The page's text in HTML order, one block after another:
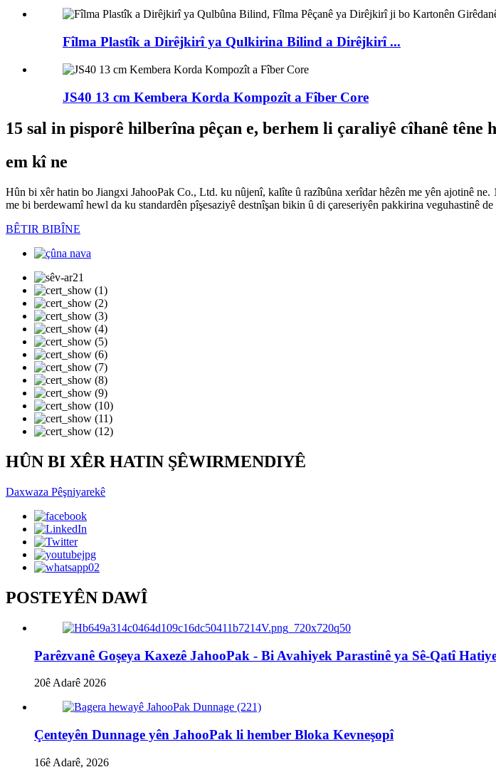
Fîlma Plastîk a Dirêjkirî ya Qulkirina Bilind a Dirêjkirî ...
JS40 13 cm Kembera Korda Kompozît a Fîber Core
15 sal in pisporê hilberîna pêçan e, berhem li çaraliyê cîhanê têne
em kî ne
Hûn bi xêr hatin bo Jiangxi JahooPak Co., Ltd. ku nûjenî, kalîte û razîbûna xerîdar hêzên me yên ajotinê
me bi berdewamî hewl da ku standardên pîşesaziyê destnîşan bikin û di çareseriyên pakkirina veguhastinê
BÊTIR BIBÎNE
HÛN BI XÊR HATIN ŞÊWIRMENDIYÊ
Daxwaza Pêşniyarekê
POSTEYÊN DAWÎ
Parêzvanê Goşeya Kaxezê JahooPak - Bi Avahiyek Parastinê ya Sê-Qatî
20ê Adarê 2026
Çenteyên Dunnage yên JahooPak li hember Bloka Kevneşopî
16ê Adarê, 2026